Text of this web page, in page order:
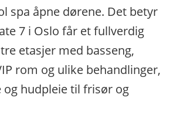
spa åpne dørene. Det betyr
7 i Oslo får et fullverdig
etasjer med basseng,
rom og ulike behandlinger,
og hudpleie til frisør og